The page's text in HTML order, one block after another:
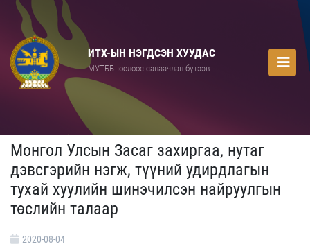
ИТХ-ЫН НЭГДСЭН ХУУДАС
МУТББ төслөөс санаачлан бүтээв.
Монгол Улсын Засаг захиргаа, нутаг
дэвсгэрийн нэгж, түүний удирдлагын
тухай хуулийн шинэчилсэн найруулгын
төслийн талаар
2020-08-04